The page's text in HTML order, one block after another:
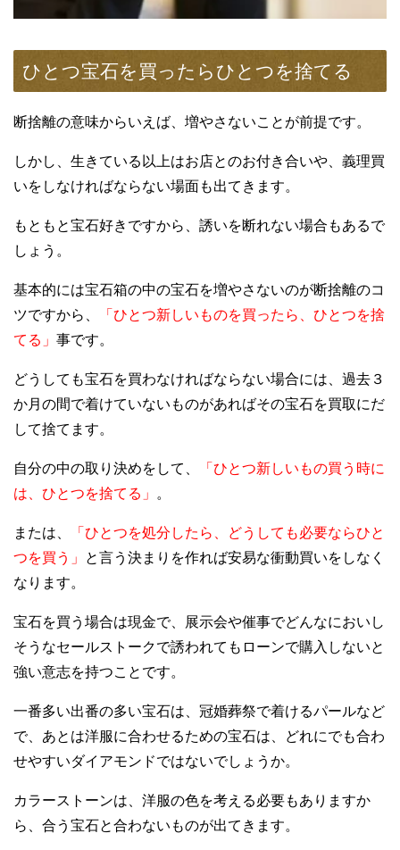
ひとつ宝石を買ったらひとつを捨てる
断捨離の意味からいえば、増やさないことが前提です。
しかし、生きている以上はお店とのお付き合いや、義理買
いをしなければならない場面も出てきます。
もともと宝石好きですから、誘いを断れない場合もあるで
しょう。
基本的には宝石箱の中の宝石を増やさないのが断捨離のコ
ツですから、
「ひとつ新しいものを買ったら、ひとつを捨
てる」 事です。
どうしても宝石を買わなければならない場合には、過去３
か月の間で着けていないものがあればその宝石を買取にだ
して捨てます。
自分の中の取り決めをして、
「ひとつ新しいもの買う時に
は、ひとつを捨てる」
。
または、
「ひとつを処分したら、どうしても必要ならひと
つを買う」
と言う決まりを作れば安易な衝動買いをしなく
なります。
宝石を買う場合は現金で、展示会や催事でどんなにおいし
そうなセールストークで誘われてもローンで購入しないと
強い意志を持つことです。
一番多い出番の多い宝石は、冠婚葬祭で着けるパールなど
で、あとは洋服に合わせるための宝石は、どれにでも合わ
せやすいダイアモンドではないでしょうか。
カラーストーンは、洋服の色を考える必要もありますか
ら、合う宝石と合わないものが出てきます。